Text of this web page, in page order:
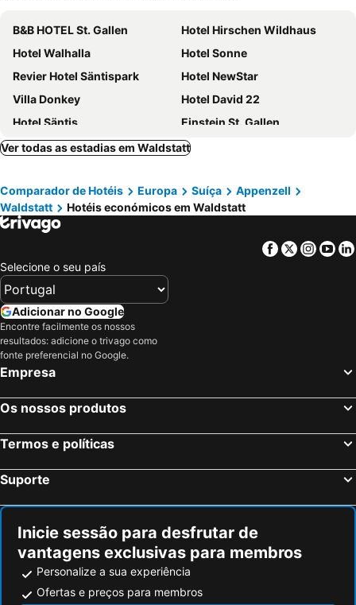
B&B HOTEL St. Gallen
Hotel Hirschen Wildhaus
Hotel Walhalla
Hotel Sonne
Revier Hotel Säntispark
Hotel NewStar
Villa Donkey
Hotel David 22
Hotel Säntis
Einstein St. Gallen
Hotel Weisses Kreuz
Hotel Elite
Hotel Untertor by Maier - Self-Check-in
Vegan Health Hotel Sonnenberg
Hotel Landhaus Säntis Herisau
Hof Dietrich
Hotel one66
Hotel Kaubad
Hotel Metropol
Hotel am Spisertor
Boutique City Hotel Gallo
Towerhotel
Hotel Rössli
Ver todas as estadias em Waldstatt
Comparador de Hotéis Europa Suíça
Appenzell
Waldstatt
Hotéis económicos em Waldstatt
Facebook
Twitter
Selecione o seu país
Adicionar no Google
Encontre facilmente os nossos
resultados: adicione o trivago como
fonte preferencial no Google.
Empresa
Os nossos produtos
Termos e políticas
Suporte
Inicie sessão para desfrutar de
vantagens exclusivas para membros
Personalize a sua experiência
Ofertas e preços para membros